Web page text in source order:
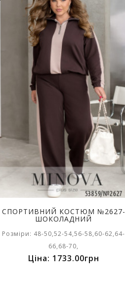
СПОРТИВНИЙ КОСТЮМ №2627-
ШОКОЛАДНИЙ
Розміри: 48-50,52-54,56-58,60-62,64-
66,68-70,
Ціна: 1733.00грн